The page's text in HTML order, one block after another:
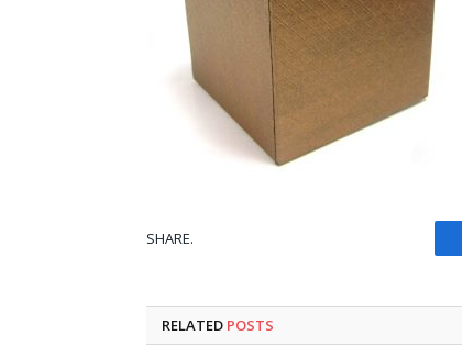
SHARE.
RELATED POSTS